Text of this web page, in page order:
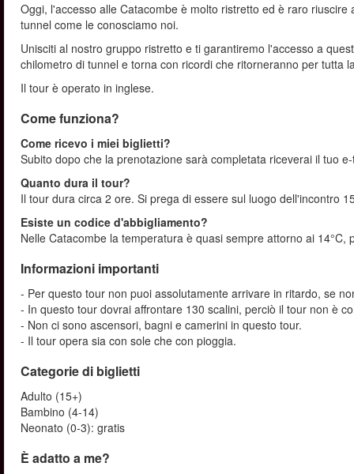
Oggi, l'accesso alle Catacombe è molto ristretto ed è raro
tunnel come le conosciamo noi.
Unisciti al nostro gruppo ristretto e ti garantiremo l'accesso a
chilometro di tunnel e torna con ricordi che ritorneranno per tutta
Il tour è operato in inglese.
Come funziona?
Come ricevo i miei biglietti?
Subito dopo che la prenotazione sarà completata riceverai il tuo
Quanto dura il tour?
Il tour dura circa 2 ore. Si prega di essere sul luogo dell'incontro
Esiste un codice d'abbigliamento?
Nelle Catacombe la temperatura è quasi sempre attorno ai 14°C,
Informazioni importanti
- Per questo tour non puoi assolutamente arrivare in ritardo, se
- In questo tour dovrai affrontare 130 scalini, perciò il tour non è
- Non ci sono ascensori, bagni e camerini in questo tour.
- Il tour opera sia con sole che con pioggia.
Categorie di biglietti
Adulto (15+)
Bambino (4-14)
Neonato (0-3): gratis
È adatto a me?